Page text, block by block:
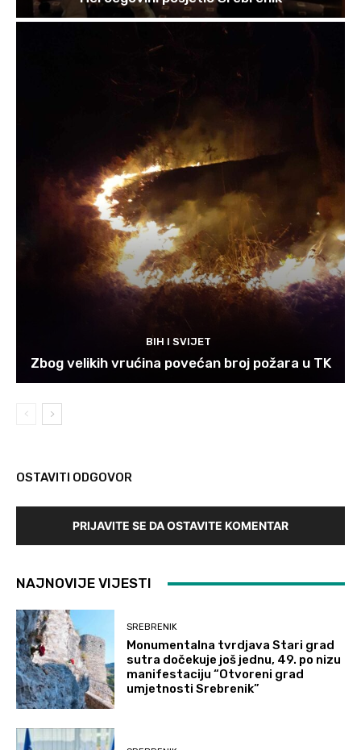
BIH I SVIJET
Zbog velikih vrućina povećan broj požara u TK
OSTAVITI ODGOVOR
PRIJAVITE SE DA OSTAVITE KOMENTAR
NAJNOVIJE VIJESTI
SREBRENIK
Monumentalna tvrdjava Stari grad
sutra dočekuje još jednu, 49. po nizu
manifestaciju “Otvoreni grad
umjetnosti Srebrenik”